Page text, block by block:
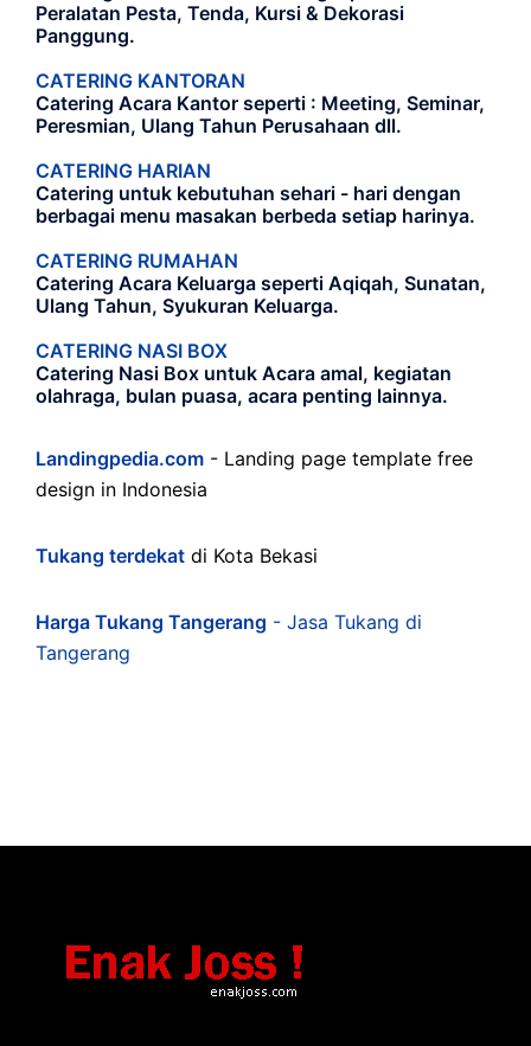
Peralatan Pesta, Tenda, Kursi & Dekorasi
Panggung.
CATERING KANTORAN
Catering Acara Kantor seperti : Meeting, Seminar,
Peresmian, Ulang Tahun Perusahaan dll.
CATERING HARIAN
Catering untuk kebutuhan sehari - hari dengan
berbagai menu masakan berbeda setiap harinya.
CATERING RUMAHAN
Catering Acara Keluarga seperti Aqiqah, Sunatan,
Ulang Tahun, Syukuran Keluarga.
CATERING NASI BOX
Catering Nasi Box untuk Acara amal, kegiatan
olahraga, bulan puasa, acara penting lainnya.
Landingpedia.com - Landing page template free
design in Indonesia
Tukang terdekat di Kota Bekasi
Harga Tukang Tangerang - Jasa Tukang di
Tangerang